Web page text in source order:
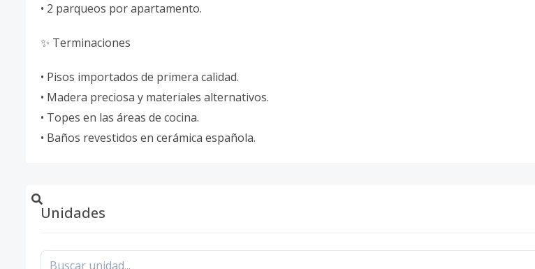
• 2 parqueos por apartamento.
✨ Terminaciones
• Pisos importados de primera calidad.
• Madera preciosa y materiales alternativos.
• Topes en las áreas de cocina.
• Baños revestidos en cerámica española.
Unidades